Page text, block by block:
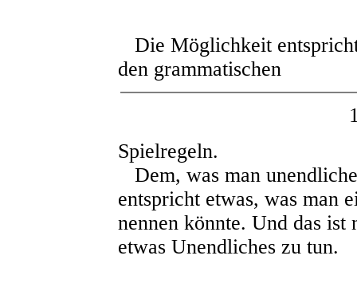
Die Möglichkeit
den grammatischen
Spielregeln.
Dem, was man
entspricht etwas, was man
nennen könnte. Und das
etwas Unendliches zu tun.